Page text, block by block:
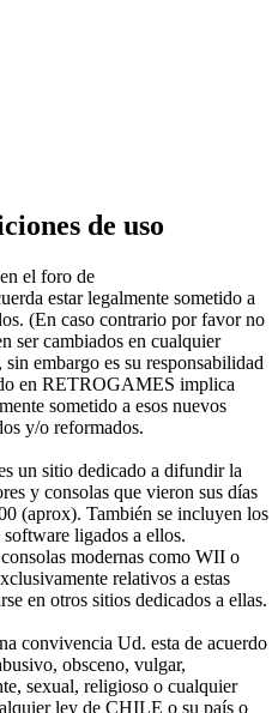
de uso
el foro de
estar legalmente sometido a
(En caso contrario por favor no
ser cambiados en cualquier
embargo es su responsabilidad
en RETROGAMES implica
sometido a esos nuevos
y/o reformados.
un sitio dedicado a difundir la
y consolas que vieron sus días
(aprox). También se incluyen los
ligados a ellos.
modernas como WII o
relativos a estas
en otros sitios dedicados a ellas.
convivencia Ud. esta de acuerdo
obsceno, vulgar,
sexual, religioso o cualquier
ley de CHILE o su país o